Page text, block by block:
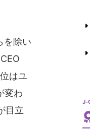
を除い
はユ
変わ
目立
J-